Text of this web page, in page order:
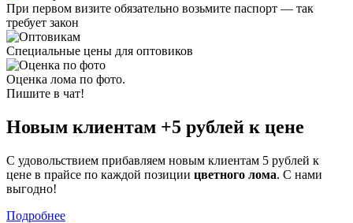
При первом визите обязательно возьмите паспорт — так
требует закон
Специальные цены для оптовиков
Оценка лома по фото.
Пишите в чат!
Новым клиентам +5 рублей к цене
С удовольствием прибавляем новым клиентам 5 рублей к
цене в прайсе по каждой позиции цветного лома. С нами
выгодно!
Подробнее